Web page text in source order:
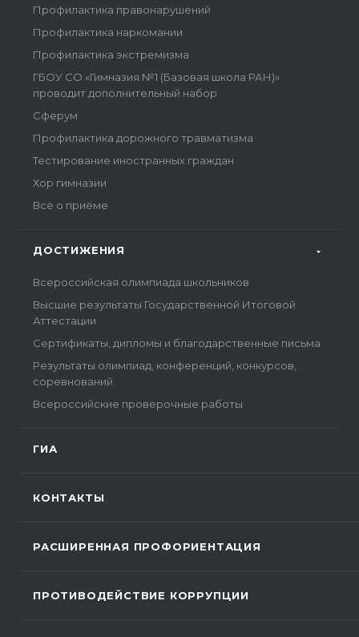
Профилактика правонарушений
Профилактика наркомании
Профилактика экстремизма
ГБОУ СО «Гимназия №1 (Базовая школа РАН)»
проводит дополнительный набор
Сферум
Профилактика дорожного травматизма
Тестирование иностранных граждан
Хор гимназии
Всё о приёме
ДОСТИЖЕНИЯ
Всероссийская олимпиада школьников
Высшие результаты Государственной Итоговой
Аттестации
Сертификаты, дипломы и благодарственные письма
Результаты олимпиад, конференций, конкурсов,
соревнований
Всероссийские проверочные работы
ГИА
КОНТАКТЫ
РАСШИРЕННАЯ ПРОФОРИЕНТАЦИЯ
ПРОТИВОДЕЙСТВИЕ КОРРУПЦИИ